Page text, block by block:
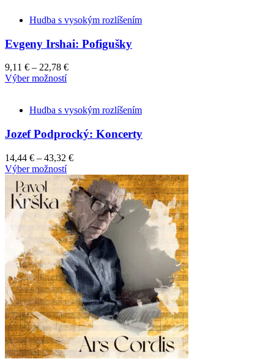
Hudba s vysokým rozlíšením
Evgeny Irshai: Pofigušky
9,11 € – 22,78 €
Výber možnostíThis
multiple
The
options
may
be
chosen
on
the
product
page
Hudba s vysokým rozlíšením
Jozef Podprocký: Koncerty
14,44 € – 43,32 €
Výber možnostíThis
product
has
multiple
variants.
The
options
may
be
chosen
on
the
product
page